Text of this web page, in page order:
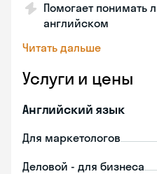
Помогает
английском
Читать дальше
Услуги и цены
Английский язык
Для маркетологов
Деловой - для бизнеса